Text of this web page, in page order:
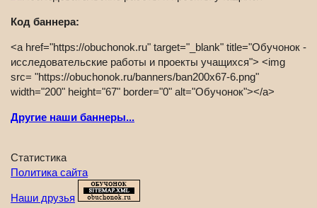
Код баннера:
<a href="https://obuchonok.ru" target="_blank" title="Обучонок -
исследовательские работы и проекты учащихся"> <img
src= "https://obuchonok.ru/banners/ban200x67-6.png"
width="200" height="67" border="0" alt="Обучонок"></a>
Другие наши баннеры...
Статистика
Политика сайта
Наши друзья